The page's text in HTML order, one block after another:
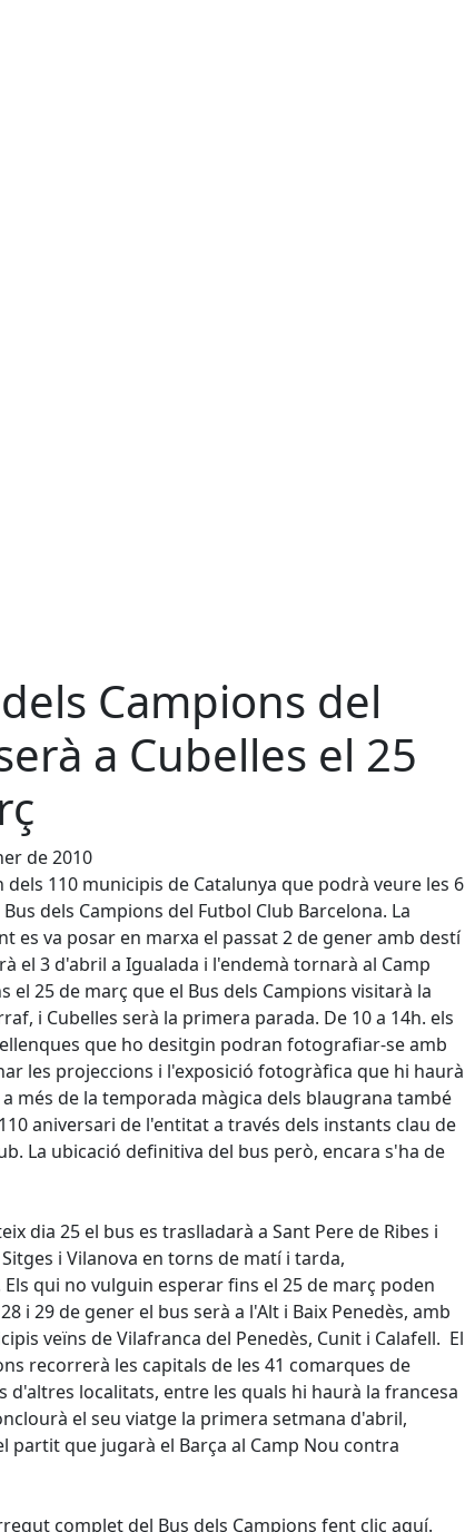
Campions del
a Cubelles el 25
de 2010
dels 110 municipis de Catalunya que podrà veure les 6
dels Campions del Futbol Club Barcelona. La
es va posar en marxa el passat 2 de gener amb destí
el 3 d'abril a Igualada i l'endemà tornarà al Camp
el 25 de març que el Bus dels Campions visitarà la
i Cubelles serà la primera parada. De 10 a 14h. els
que ho desitgin podran fotografiar-se amb
les projeccions i l'exposició fotogràfica que hi haurà
més de la temporada màgica dels blaugrana també
aniversari de l'entitat a través dels instants clau de
La ubicació definitiva del bus però, encara s'ha de
dia 25 el bus es traslladarà a Sant Pere de Ribes i
i Vilanova en torns de matí i tarda,
qui no vulguin esperar fins el 25 de març poden
i 29 de gener el bus serà a l'Alt i Baix Penedès, amb
veïns de Vilafranca del Penedès, Cunit i Calafell. El
recorrerà les capitals de les 41 comarques de
d'altres localitats, entre les quals hi haurà la francesa
el seu viatge la primera setmana d'abril,
partit que jugarà el Barça al Camp Nou contra
complet del Bus dels Campions fent clic aquí.